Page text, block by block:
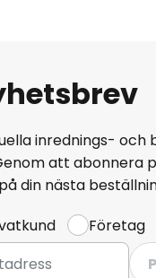
inrednings- och
att abonnera
på din nästa
Företag